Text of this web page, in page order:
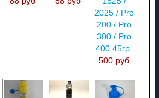
2025 / Pro
200 / Pro
300 / Pro
400 45гр.
500 руб